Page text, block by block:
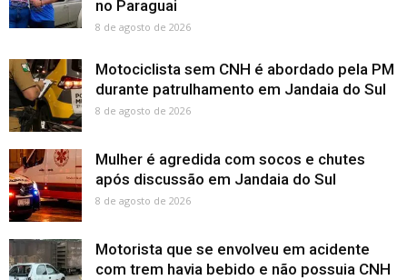
no Paraguai
8 de agosto de 2026
Motociclista sem CNH é abordado pela PM
durante patrulhamento em Jandaia do Sul
8 de agosto de 2026
Mulher é agredida com socos e chutes
após discussão em Jandaia do Sul
8 de agosto de 2026
Motorista que se envolveu em acidente
com trem havia bebido e não possuia CNH